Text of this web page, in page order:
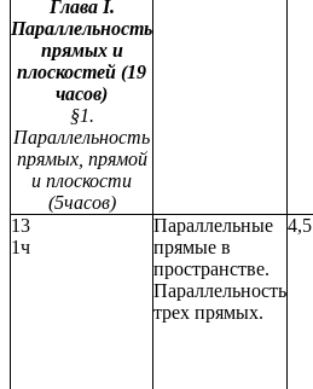
Глава I.
Параллельность
прямых и
плоскостей (19
часов)
§1.
Параллельность
прямых, прямой
и плоскости
(5часов)
13
1ч
Параллельные
прямые в
пространстве.
Параллельность
трех прямых.
4,5